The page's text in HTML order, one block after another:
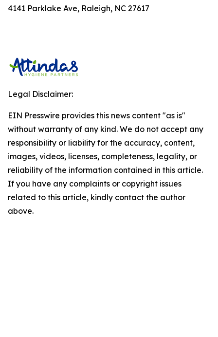
4141 Parklake Ave, Raleigh, NC 27617
Legal Disclaimer:
EIN Presswire provides this news content "as is"
without warranty of any kind. We do not accept any
responsibility or liability for the accuracy, content,
images, videos, licenses, completeness, legality, or
reliability of the information contained in this article.
If you have any complaints or copyright issues
related to this article, kindly contact the author
above.